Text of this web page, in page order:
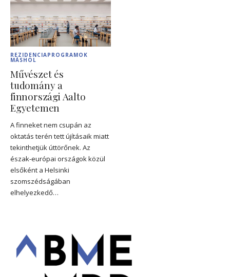
REZIDENCIAPROGRAMOK
MÁSHOL
Művészet és
tudomány a
finnországi Aalto
Egyetemen
A finneket nem csupán az
oktatás terén tett újításaik miatt
tekinthetjük úttörőnek. Az
észak-európai országok közül
elsőként a Helsinki
szomszédságában
elhelyezkedő…